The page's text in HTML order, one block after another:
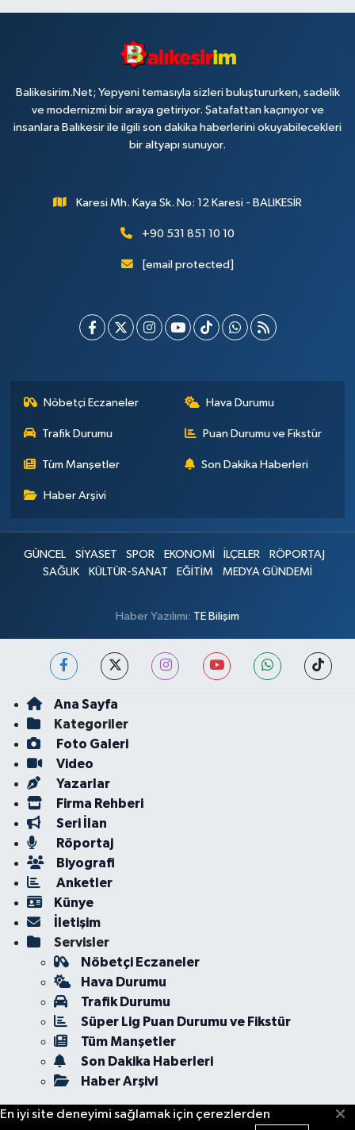
Balikesirim.Net; Yepyeni temasıyla sizleri buluştururken, sadelik
ve modernizmi bir araya getiriyor. Şatafattan kaçınıyor ve
insanlara Balıkesir ile ilgili son dakika haberlerini okuyabilecekleri
bir altyapı sunuyor.
Karesi Mh. Kaya Sk. No: 12 Karesi - BALIKESİR
+90 531 851 10 10
[email protected]
Nöbetçi Eczaneler Hava Durumu
Trafik Durumu Puan Durumu ve Fikstür
Tüm Manşetler Son Dakika Haberleri
Haber Arşivi
GÜNCEL SİYASET SPOR EKONOMİ İLÇELER
RÖPORTAJ
SAĞLIK
KÜLTÜR-SANAT EĞİTİM MEDYA GÜNDEMİ
Haber Yazılımı: TE Bilişim
Ana Sayfa
Kategoriler
Foto Galeri
Video
Yazarlar
Firma Rehberi
Seri İlan
Röportaj
Biyografi
Anketler
Künye
İletişim
Servisler
Nöbetçi Eczaneler
Hava Durumu
Trafik Durumu
Süper Lig Puan Durumu ve Fikstür
Tüm Manşetler
Son Dakika Haberleri
Haber Arşivi
En iyi site deneyimi sağlamak için çerezlerden